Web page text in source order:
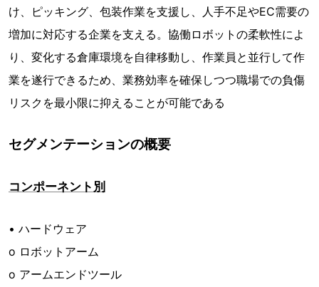
け、ピッキング、包装作業を支援し、人手不足やEC需要の
増加に対応する企業を支える。協働ロボットの柔軟性によ
り、変化する倉庫環境を自律移動し、作業員と並行して作
業を遂行できるため、業務効率を確保しつつ職場での負傷
リスクを最小限に抑えることが可能である
セグメンテーションの概要
コンポーネント別
• ハードウェア
o ロボットアーム
o アームエンドツール